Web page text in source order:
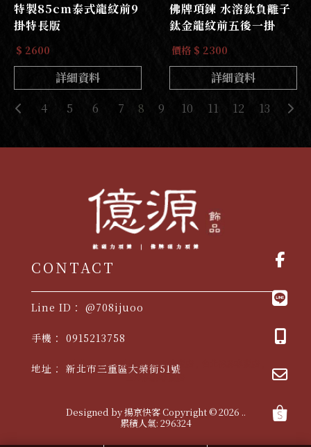
特製85cm泰式龍紋前9
掛特長版
$ 2600
詳細資料
佛牌項鍊 水溶鈦負離子
鈦金龍紋前五後一掛
價格 $ 2300
詳細資料
4
5 6 7 8 9 10 11 12 13
@708ijuoo
0915213758
新北市三重區大榮街51號
佛牌 台北佛牌 三重佛牌 佛牌專賣店
三重佛牌專賣店
Designed by揚京快客Copyright © 2026 ..
累積人氣: 296324